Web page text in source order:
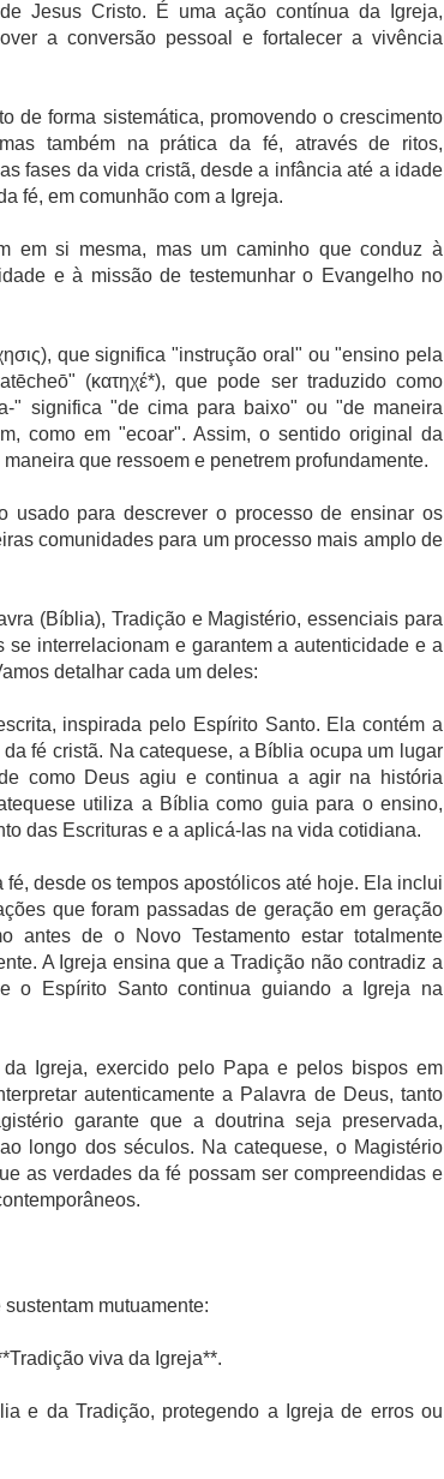
Jesus Cristo. É uma ação contínua da Igreja,
a conversão pessoal e fortalecer a vivência
de forma sistemática, promovendo o crescimento
também na prática da fé, através de ritos,
fases da vida cristã, desde a infância até a idade
fé, em comunhão com a Igreja.
em si mesma, mas um caminho que conduz à
e à missão de testemunhar o Evangelho no
que significa "instrução oral" ou "ensino pela
(κατηχέ*), que pode ser traduzido como
" significa "de cima para baixo" ou "de maneira
como em "ecoar". Assim, o sentido original da
que ressoem e penetrem profundamente.
usado para descrever o processo de ensinar os
comunidades para um processo mais amplo de
(Bíblia), Tradição e Magistério, essenciais para
interrelacionam e garantem a autenticidade e a
detalhar cada um deles:
inspirada pelo Espírito Santo. Ela contém a
fé cristã. Na catequese, a Bíblia ocupa um lugar
como Deus agiu e continua a agir na história
utiliza a Bíblia como guia para o ensino,
das Escrituras e a aplicá-las na vida cotidiana.
desde os tempos apostólicos até hoje. Ela inclui
que foram passadas de geração em geração
antes de o Novo Testamento estar totalmente
A Igreja ensina que a Tradição não contradiz a
o Espírito Santo continua guiando a Igreja na
Igreja, exercido pelo Papa e pelos bispos em
autenticamente a Palavra de Deus, tanto
garante que a doutrina seja preservada,
longo dos séculos. Na catequese, o Magistério
as verdades da fé possam ser compreendidas e
mutuamente:
viva da Igreja**.
e da Tradição, protegendo a Igreja de erros ou